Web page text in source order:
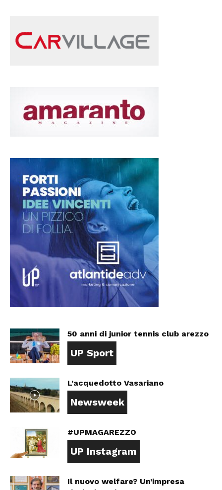
50 anni di junior tennis club arezzo
UP Sport
L’acquedotto Vasariano
Newsweek
#UPMAGAREZZO
UP Instagram
Il nuovo welfare? Un’impresa